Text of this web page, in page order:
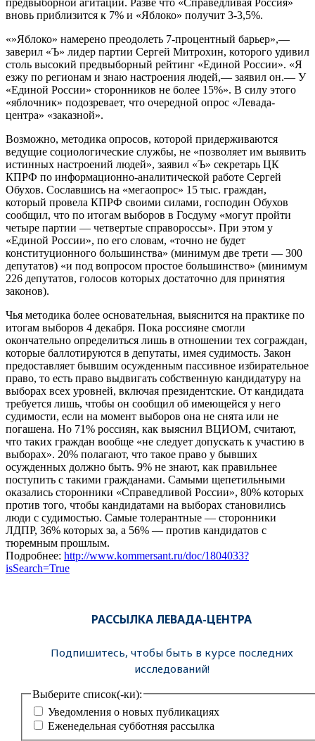
вновь приблизится к 7% и «Яблоко» получит 3-3,5%.
«»Яблоко» намерено преодолеть 7-процентный барьер»,—
заверил «Ъ» лидер партии Сергей Митрохин, которого удивил
столь высокий предвыборный рейтинг «Единой России». «Я
езжу по регионам и знаю настроения людей,— заявил он.— У
«Единой России» сторонников не более 15%». В силу этого
«яблочник» подозревает, что очередной опрос «Левада-
центра» «заказной».
Возможно, методика опросов, которой придерживаются
ведущие социологические службы, не «позволяет им выявить
истинных настроений людей», заявил «Ъ» секретарь ЦК
КПРФ по информационно-аналитической работе Сергей
Обухов. Сославшись на «мегаопрос» 15 тыс. граждан,
который провела КПРФ своими силами, господин Обухов
сообщил, что по итогам выборов в Госдуму «могут пройти
четыре партии — четвертые справороссы». При этом у
«Единой России», по его словам, «точно не будет
конституционного большинства» (минимум две трети — 300
депутатов) «и под вопросом простое большинство» (минимум
226 депутатов, голосов которых достаточно для принятия
законов).
Чья методика более основательная, выяснится на практике по
итогам выборов 4 декабря. Пока россияне смогли
окончательно определиться лишь в отношении тех сограждан,
которые баллотируются в депутаты, имея судимость. Закон
предоставляет бывшим осужденным пассивное избирательное
право, то есть право выдвигать собственную кандидатуру на
выборах всех уровней, включая президентские. От кандидата
требуется лишь, чтобы он сообщил об имеющейся у него
судимости, если на момент выборов она не снята или не
погашена. Но 71% россиян, как выяснил ВЦИОМ, считают,
что таких граждан вообще «не следует допускать к участию в
выборах». 20% полагают, что такое право у бывших
осужденных должно быть. 9% не знают, как правильнее
поступить с такими гражданами. Самыми щепетильными
оказались сторонники «Справедливой России», 80% которых
против того, чтобы кандидатами на выборах становились
люди с судимостью. Самые толерантные — сторонники
ЛДПР, 36% которых за, а 56% — против кандидатов с
тюремным прошлым.
Подробнее: http://www.kommersant.ru/doc/1804033?
isSearch=True
РАССЫЛКА ЛЕВАДА-ЦЕНТРА
Подпишитесь, чтобы быть в курсе последних
исследований!
Выберите список(-ки):
Уведомления о новых публикациях
Еженедельная субботняя рассылка